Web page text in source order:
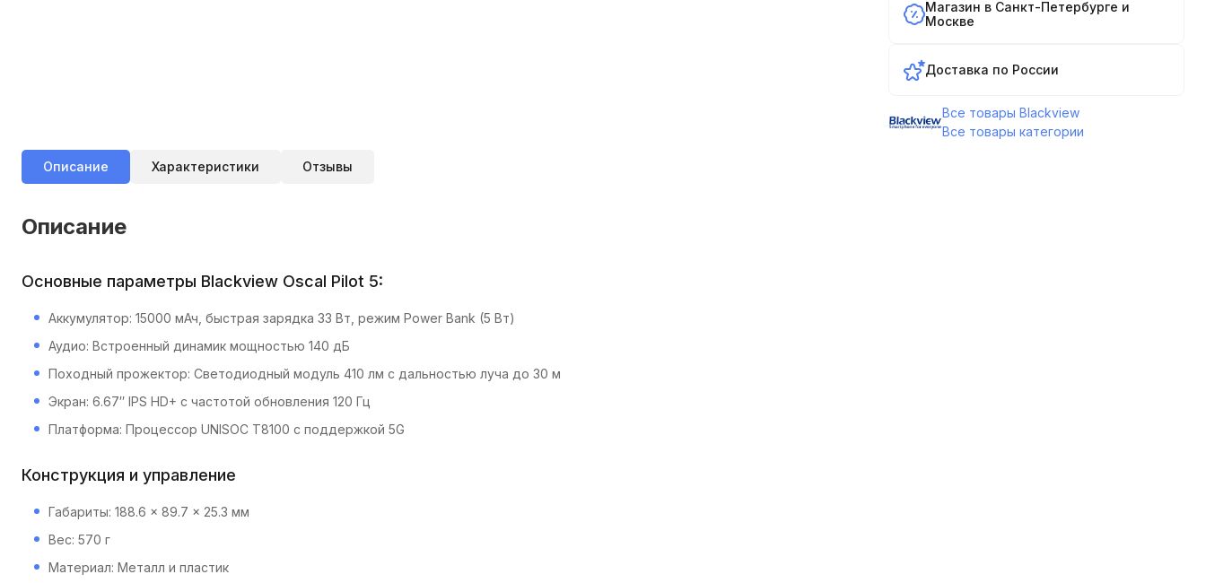
Магазин в Санкт-Петербурге и
Москве
Доставка по России
Все товары Blackview
Все товары категории
Описание Характеристики Отзывы
Описание
Основные параметры Blackview Oscal Pilot 5:
Аккумулятор: 15000 мАч, быстрая зарядка 33 Вт, режим Power Bank (5 Вт)
Аудио: Встроенный динамик мощностью 140 дБ
Походный прожектор: Светодиодный модуль 410 лм с дальностью луча до 30 м
Экран: 6.67″ IPS HD+ с частотой обновления 120 Гц
Платформа: Процессор UNISOC T8100 с поддержкой 5G
Конструкция и управление
Габариты: 188.6 × 89.7 × 25.3 мм
Вес: 570 г
Материал: Металл и пластик